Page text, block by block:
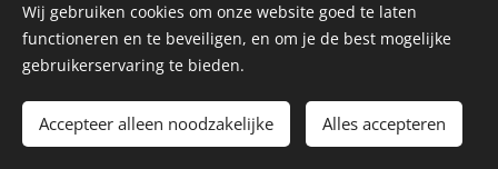
Añadir a la cesta
Idiomas
Nederlands
English Español Français
Wij gebruiken cookies om onze website goed te laten
functioneren en te beveiligen, en om je de best mogelijke
gebruikerservaring te bieden.
Accepteer alleen noodzakelijke Alles accepteren